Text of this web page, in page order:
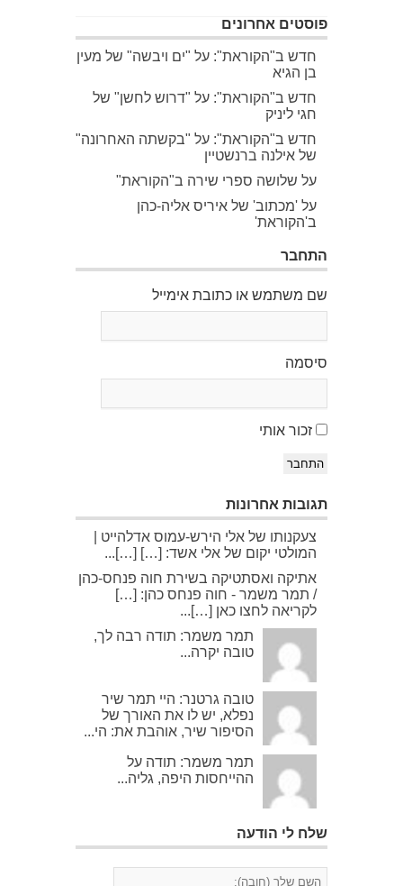
פוסטים אחרונים
חדש ב"הקוראת": על "ים ויבשה" של מעין
בן הגיא
חדש ב"הקוראת": על "דרוש לחשן" של
חגי ליניק
חדש ב"הקוראת": על "בקשתה האחרונה"
של אילנה ברנשטיין
על שלושה ספרי שירה ב"הקוראת"
על 'מכתוב' של איריס אליה-כהן
ב'הקוראת'
התחבר
שם משתמש או כתובת אימייל
סיסמה
זכור אותי
התחבר
תגובות אחרונות
צעקנותו של אלי הירש-עמוס אדלהייט |
המולטי יקום של אלי אשד: […] […]...
אתיקה ואסתטיקה בשירת חוה פנחס-כהן
/ תמר משמר - חוה פנחס כהן: […]
לקריאה לחצו כאן […]...
תמר משמר: תודה רבה לך,
טובה יקרה...
טובה גרטנר: היי תמר שיר
נפלא, יש לו את האורך של
הסיפור שיר, אוהבת את: הי...
תמר משמר: תודה על
ההייחסות היפה, גליה...
שלח לי הודעה